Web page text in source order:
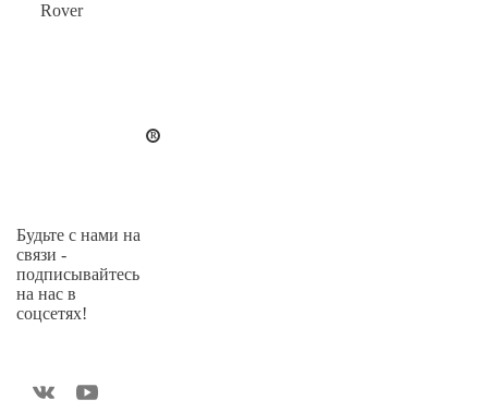
Rover
Будьте с нами на
связи -
подписывайтесь
на нас в
соцсетях!